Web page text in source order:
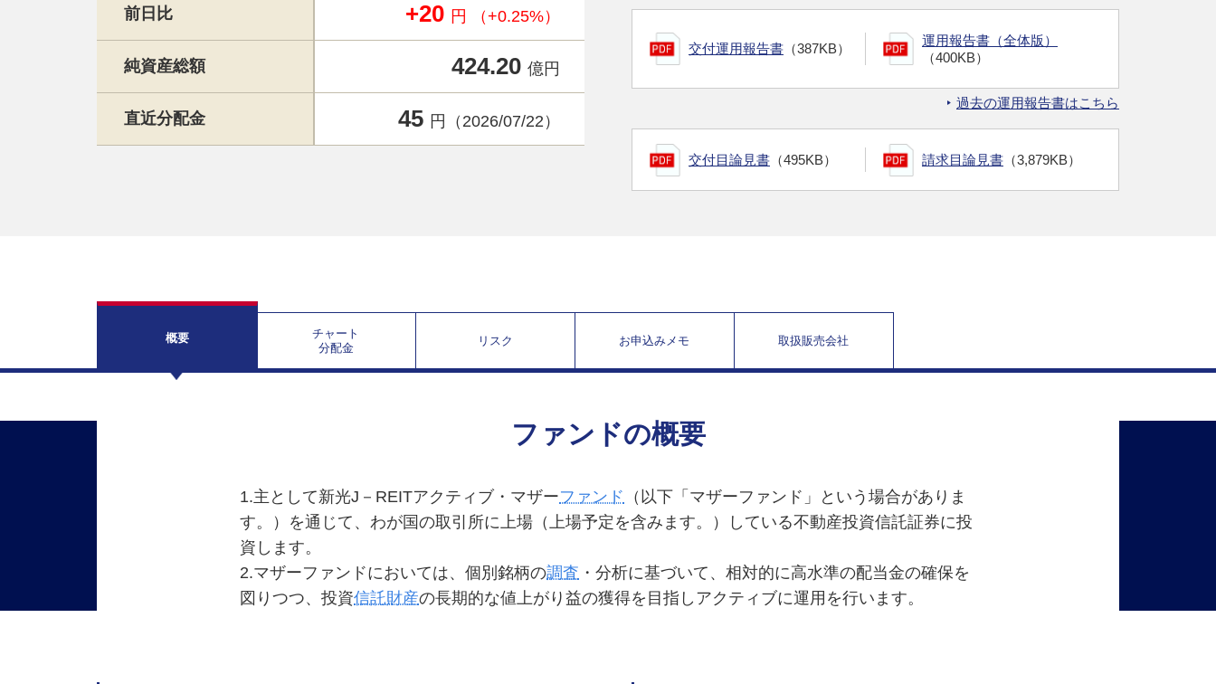
前日比 +20 円 （+0.25%）
純資産総額 424.20 億円
直近分配金 45 円（2026/07/22）
交付運用報告書 （387KB）
運用報告書（全体版）
（400KB）
過去の運用報告書はこちら
交付目論見書 （495KB） 請求目論見書 （3,879KB）
概要
チャート
分配金
リスク お申込みメモ 取扱販売会社
ファンドの概要
1.主として新光J－REITアクティブ・マザーファンド （以下「マザーファンド」という場合がありま
す。）を通じて、わが国の取引所に上場（上場予定を含みます。）している不動産投資信託証券に投
資します。
2.マザーファンドにおいては、個別銘柄の調査 ・分析に基づいて、相対的に高水準の配当金の確保を
図りつつ、投資信託財産の長期的な値上がり益の獲得を目指しアクティブに運用を行います。